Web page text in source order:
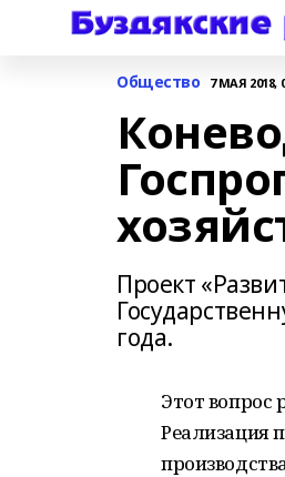
Общество 7 МАЯ 2018,
Проект
года.
Этот вопрос
Реализация